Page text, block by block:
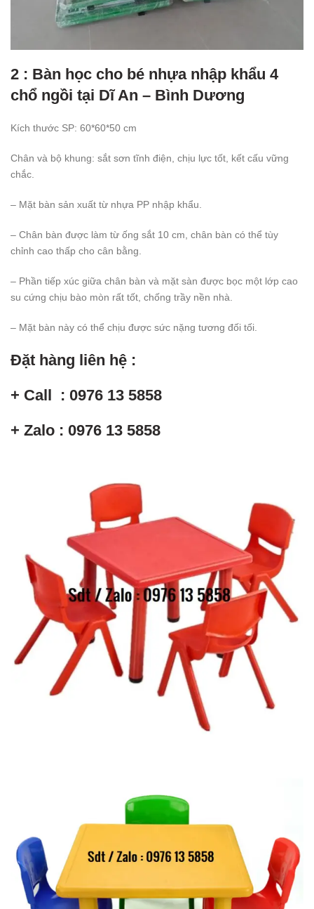
2 : Bàn học cho bé nhựa nhập khẩu 4
chổ ngồi tại Dĩ An – Bình Dương
Kích thước SP: 60*60*50 cm
Chân và bộ khung: sắt sơn tĩnh điện, chịu lực tốt, kết cấu vững
chắc.
– Mặt bàn sản xuất từ nhựa PP nhập khẩu.
– Chân bàn được làm từ ống sắt 10 cm, chân bàn có thể tùy
chỉnh cao thấp cho cân bằng.
– Phần tiếp xúc giữa chân bàn và mặt sàn được bọc một lớp cao
su cứng chịu bào mòn rất tốt, chống trầy nền nhà.
– Mặt bàn này có thể chịu được sức nặng tương đối tối.
Đặt hàng liên hệ :
+ Call : 0976 13 5858
+ Zalo : 0976 13 5858